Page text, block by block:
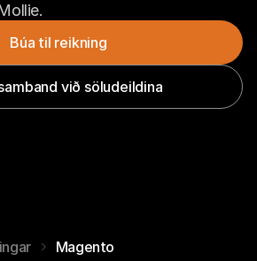
Búa til reikning
við söludeildina
Magento